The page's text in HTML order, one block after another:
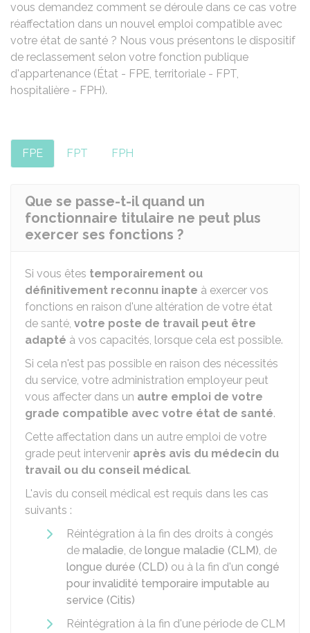
vous demandez comment se déroule dans ce cas votre
réaffectation dans un nouvel emploi compatible avec
votre état de santé ? Nous vous présentons le dispositif
de reclassement selon votre fonction publique
d'appartenance (État - FPE, territoriale - FPT,
hospitalière - FPH).
FPE FPT FPH
Que se passe-t-il quand un
fonctionnaire titulaire ne peut plus
exercer ses fonctions ?
Si vous êtes temporairement ou
définitivement reconnu inapte à exercer vos
fonctions en raison d'une altération de votre état
de santé, votre poste de travail peut être
adapté à vos capacités, lorsque cela est possible.
Si cela n'est pas possible en raison des nécessités
du service, votre administration employeur peut
vous affecter dans un autre emploi de votre
grade compatible avec votre état de santé.
Cette affectation dans un autre emploi de votre
grade peut intervenir après avis du médecin du
travail ou du conseil médical.
L'avis du conseil médical est requis dans les cas
suivants :
Réintégration à la fin des droits à congés
de maladie, de longue maladie (CLM), de
longue durée (CLD) ou à la fin d'un congé
pour invalidité temporaire imputable au
service (Citis)
Réintégration à la fin d'une période de CLM